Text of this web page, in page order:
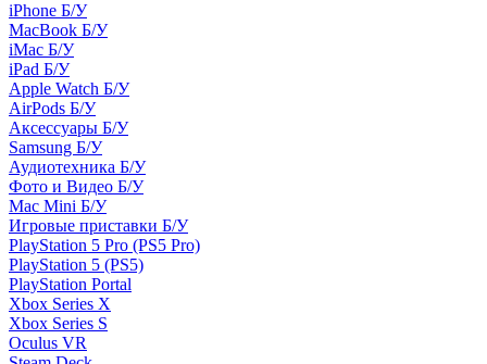
iPhone Б/У
MacBook Б/У
iMac Б/У
iPad Б/У
Apple Watch Б/У
AirPods Б/У
Аксессуары Б/У
Samsung Б/У
Аудиотехника Б/У
Фото и Видео Б/У
Mac Mini Б/У
Игровые приставки Б/У
PlayStation 5 Pro (PS5 Pro)
PlayStation 5 (PS5)
PlayStation Portal
Xbox Series X
Xbox Series S
Oculus VR